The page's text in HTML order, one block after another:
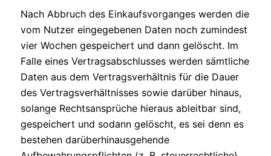
Nach Abbruch des Einkaufsvorganges werden die
vom Nutzer eingegebenen Daten noch zumindest
vier Wochen gespeichert und dann gelöscht. Im
Falle eines Vertragsabschlusses werden sämtliche
Daten aus dem Vertragsverhältnis für die Dauer
des Vertragsverhältnisses sowie darüber hinaus,
solange Rechtsansprüche hieraus ableitbar sind,
gespeichert und sodann gelöscht, es sei denn es
bestehen darüberhinausgehende